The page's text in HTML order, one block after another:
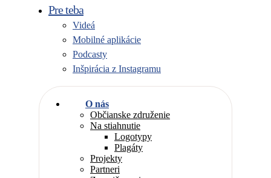
Pre teba
Videá
Mobilné aplikácie
Podcasty
Inšpirácia z Instagramu
O nás
Občianske združenie
Na stiahnutie
Logotypy
Plagáty
Projekty
Partneri